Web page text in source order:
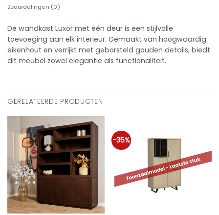
Beoordelingen (0)
De wandkast Luxor met één deur is een stijlvolle
toevoeging aan elk interieur. Gemaakt van hoogwaardig
eikenhout en verrijkt met geborsteld gouden details, biedt
dit meubel zowel elegantie als functionaliteit.
GERELATEERDE PRODUCTEN
-35%